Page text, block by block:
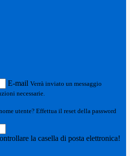
E-mail Verrà inviato un messaggio
necessarie.
utente? Effettua il reset della password
la casella di posta elettronica!